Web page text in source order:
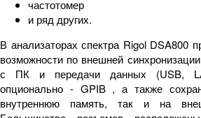
частотомер
и ряд других.
В анализаторах спектра Rigol DSA800
возможности по внешней
с ПК и передачи данных (USB,
опционально - GPIB , а также
внутреннюю память, так и на